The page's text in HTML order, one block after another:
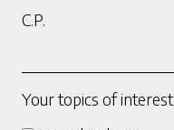
C.P.
Your topics of interest